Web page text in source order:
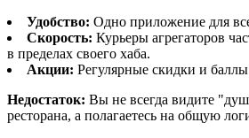
Удобство: Одно приложение для
Скорость: Курьеры агрегаторов
в пределах своего хаба.
Акции: Регулярные скидки и
Недостаток: Вы не всегда видите
ресторана, а полагаетесь на общую